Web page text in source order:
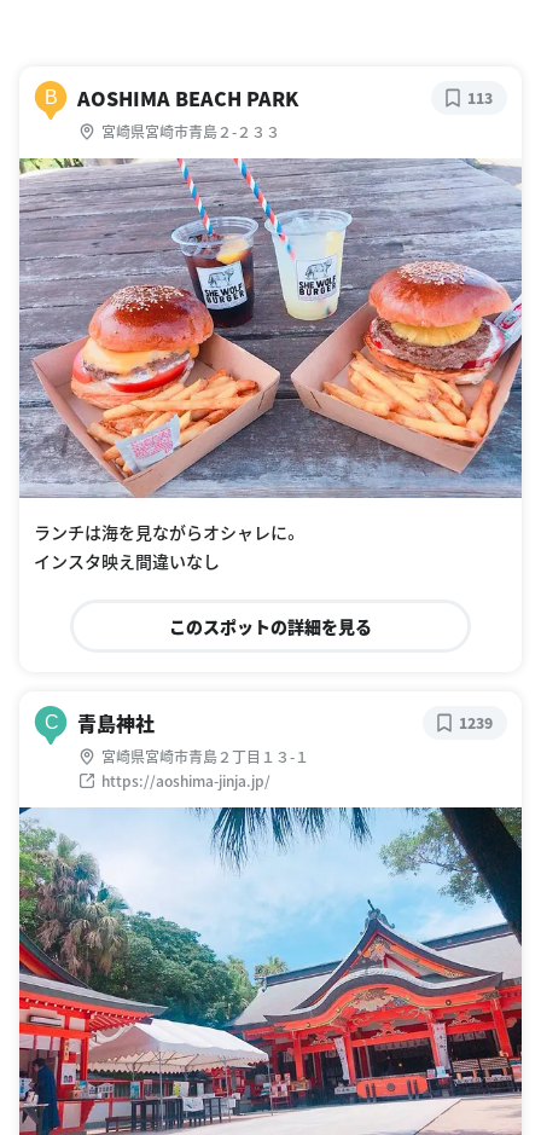
B AOSHIMA BEACH PARK
宮崎県宮崎市青島２-２３３
113
ランチは海を見ながらオシャレに。
インスタ映え間違いなし
このスポットの詳細を見る
C 青島神社
宮崎県宮崎市青島２丁目１３-１
https://aoshima-jinja.jp/
1239